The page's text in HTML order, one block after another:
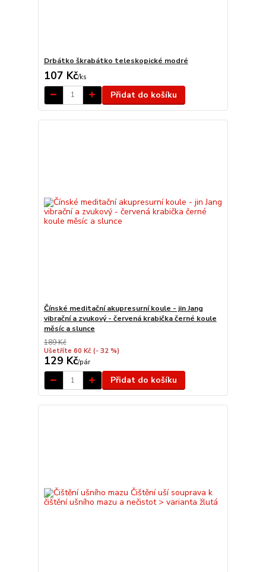
Drbátko škrabátko teleskopické modré
107 Kč/ks
Přidat do košíku
Čínské meditační akupresurní koule - jin Jang
vibrační a zvukový - červená krabička černé koule
měsíc a slunce
189 Kč
Ušetříte 60 Kč (- 32 %)
129 Kč/pár
Přidat do košíku